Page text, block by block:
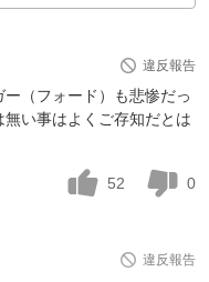
違反報告
（フォード）も悲惨だっ
い事はよくご存知だとは
52 0
違反報告